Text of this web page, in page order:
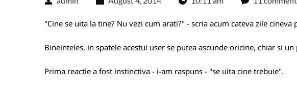
"Cine se uita la tine? Nu vezi cum arati?" - scria acum cateva zile
Bineinteles, in spatele acestui user se putea ascunde oricine, chiar si
Prima reactie a fost instinctiva - i-am raspuns - "se uita cine trebuie".